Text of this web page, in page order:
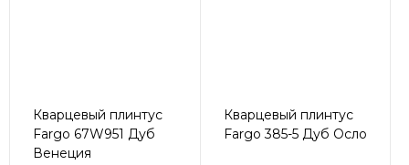
Кварцевый плинтус
Fargo 67W951 Дуб
Венеция
Кварцевый плинтус
Fargo 385-5 Дуб Осло